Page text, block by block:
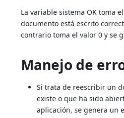
La variable sistema OK toma
documento está escrito
contrario toma el valor 0 y se
Manejo de
Si trata de reescribir un
existe o que ha sido
aplicación, se genera un